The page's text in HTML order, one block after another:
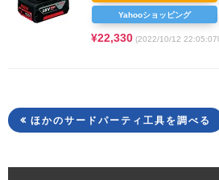
¥22,330 (2022/10/12 22:05:07
Yahooショッピング
ほかのサードパーティ工具を調べる